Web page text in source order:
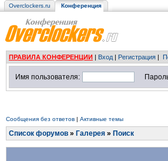
Overclockers.ru Конференция
ПРАВИЛА КОНФЕРЕНЦИИ | Вход | Регистрация |
Имя пользователя:
Сообщения без ответов | Активные темы
Список форумов » Галерея » Поиск